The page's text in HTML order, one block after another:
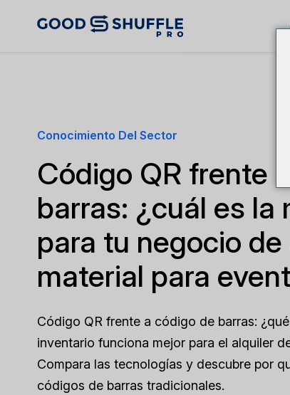
Conocimiento Del Sector
Código QR frente
barras: ¿cuál es la
para tu negocio
material para
Código QR frente a código de barras:
inventario funciona mejor para el alquiler
Compara las tecnologías y descubre por
códigos de barras tradicionales.